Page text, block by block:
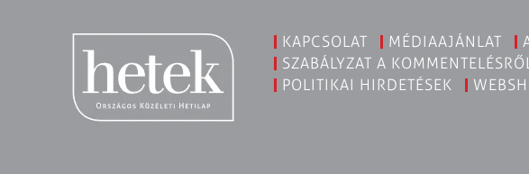
KAPCSOLAT MÉDIAAJÁNLAT
SZABÁLYZAT A
POLITIKAI HIRDETÉSEK